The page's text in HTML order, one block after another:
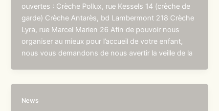
ouvertes : Crèche Pollux, rue Kessels 14 (crèche de
garde) Crèche Antarès, bd Lambermont 218 Crèche
Lyra, rue Marcel Marien 26 Afin de pouvoir nous
organiser au mieux pour l’accueil de votre enfant,
nous vous demandons de nous avertir la veille de la
News